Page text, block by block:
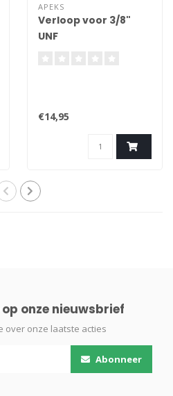
APEKS
Verloop voor 3/8"
UNF
€14,95
onze nieuwsbrief
over onze laatste acties
Abonneer